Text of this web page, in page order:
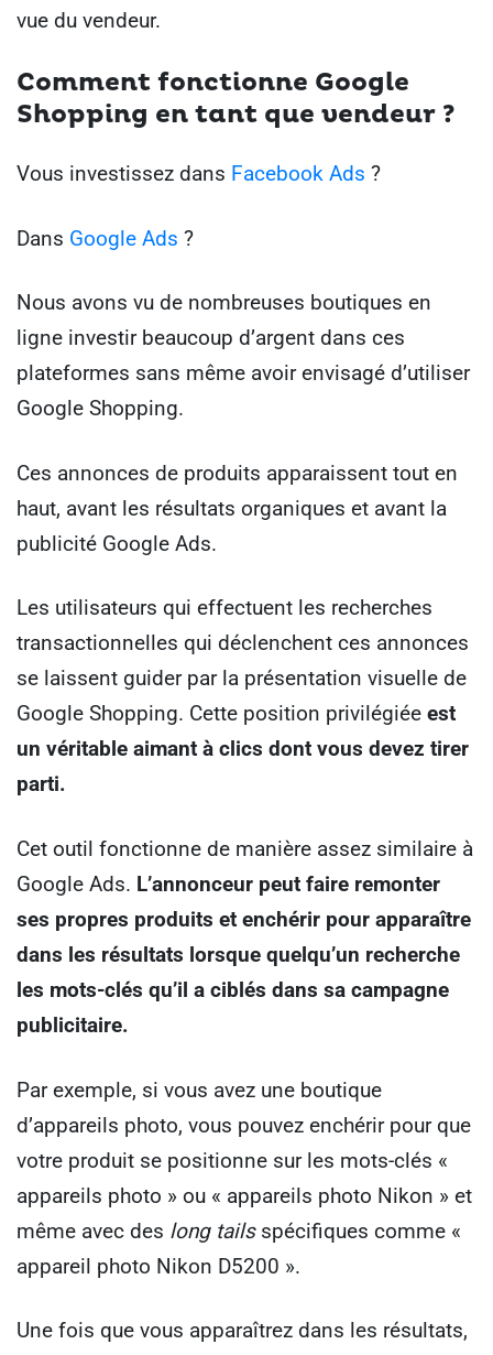
vue du vendeur.
Comment fonctionne Google
Shopping en tant que vendeur ?
Vous investissez dans Facebook Ads ?
Dans Google Ads ?
Nous avons vu de nombreuses boutiques en
ligne investir beaucoup d’argent dans ces
plateformes sans même avoir envisagé d’utiliser
Google Shopping.
Ces annonces de produits apparaissent tout en
haut, avant les résultats organiques et avant la
publicité Google Ads.
Les utilisateurs qui effectuent les recherches
transactionnelles qui déclenchent ces annonces
se laissent guider par la présentation visuelle de
Google Shopping. Cette position privilégiée est
un véritable aimant à clics dont vous devez tirer
parti.
Cet outil fonctionne de manière assez similaire à
Google Ads. L’annonceur peut faire remonter
ses propres produits et enchérir pour apparaître
dans les résultats lorsque quelqu’un recherche
les mots-clés qu’il a ciblés dans sa campagne
publicitaire.
Par exemple, si vous avez une boutique
d’appareils photo, vous pouvez enchérir pour que
votre produit se positionne sur les mots-clés «
appareils photo » ou « appareils photo Nikon » et
même avec des long tailsspécifiques comme «
appareil photo Nikon D5200 ».
Une fois que vous apparaîtrez dans les résultats,